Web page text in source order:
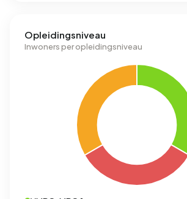
Opleidingsniveau
Inwoners per opleidingsniveau